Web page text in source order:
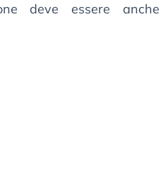
deve essere anche